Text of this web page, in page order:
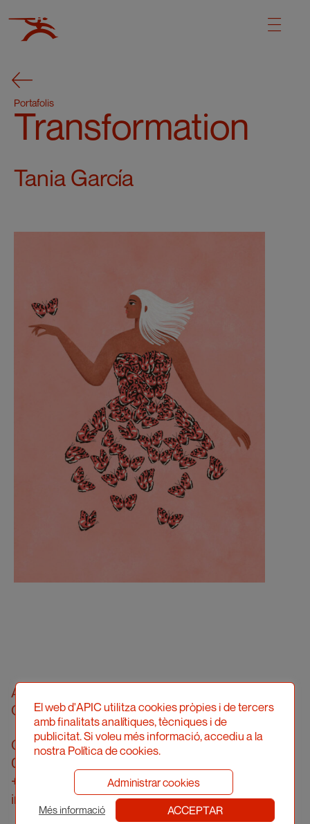
Portafolis
Transformation
Tania García
Associació Professional d’Il·lustradors de
Catalunya
Carrer Londres, 96, pral. 2a
08036 Barcelona
+34 934 161 474
info@apic.cat
El web d'APIC utilitza cookies pròpies i de tercers
amb finalitats analítiques, tècniques i de
publicitat. Si voleu més informació, accediu a la
nostra Política de cookies.
Administrar cookies
Més informació ACCEPTAR